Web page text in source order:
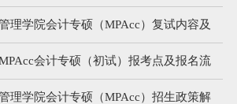
理学院会计专硕（MPAcc）复试内容及
会计专硕（初试）报考点及报名流
理学院会计专硕（MPAcc）招生政策解